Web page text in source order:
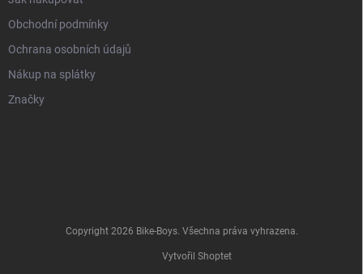
Obchodní podmínky
Ochrana osobních údajů
Nákup na splátky
Značky
Vytvořil Shoptet
Copyright 2026 Bike-Boys. Všechna práva vyhrazena.